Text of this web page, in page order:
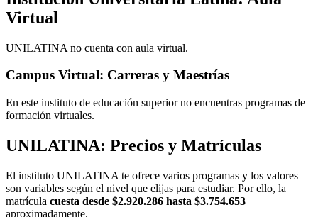
Virtual
UNILATINA no cuenta con aula virtual.
Campus Virtual: Carreras y Maestrías
En este instituto de educación superior no encuentras programas de
formación virtuales.
UNILATINA: Precios y Matrículas
El instituto UNILATINA te ofrece varios programas y los valores
son variables según el nivel que elijas para estudiar. Por ello, la
matrícula cuesta desde $2.920.286 hasta $3.754.653
aproximadamente.